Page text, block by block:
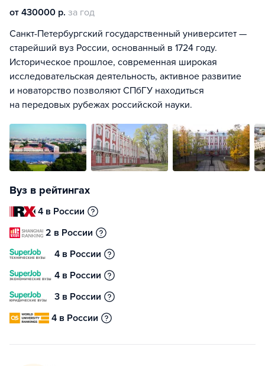
от 430000 р. за год
Санкт-Петербургский государственный университет —
старейший вуз России, основанный в 1724 году.
Историческое прошлое, современная широкая
исследовательская деятельность, активное развитие
и новаторство позволяют СПбГУ находиться
на передовых рубежах российской науки.
Вуз в рейтингах
4 в России
2 в России
4 в России
4 в России
3 в России
4 в России